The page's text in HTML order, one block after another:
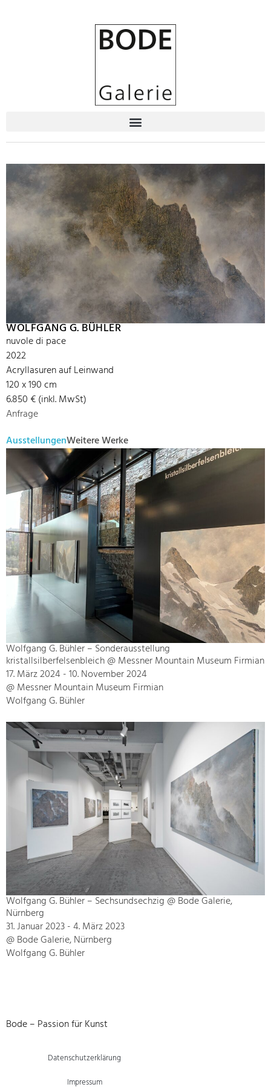
WOLFGANG G. BÜHLER
nuvole di pace
2022
Acryllasuren auf Leinwand
120 x 190 cm
6.850 € (inkl. MwSt)
Anfrage
AusstellungenWeitere Werke
Wolfgang G. Bühler – Sonderausstellung
kristallsilberfelsenbleich @ Messner Mountain Museum Firmian
17. März 2024 - 10. November 2024
@ Messner Mountain Museum Firmian
Wolfgang G. Bühler
Wolfgang G. Bühler – Sechsundsechzig @ Bode Galerie,
Nürnberg
31. Januar 2023 - 4. März 2023
@ Bode Galerie, Nürnberg
Wolfgang G. Bühler
Bode – Passion für Kunst
Datenschutzerklärung
Impressum